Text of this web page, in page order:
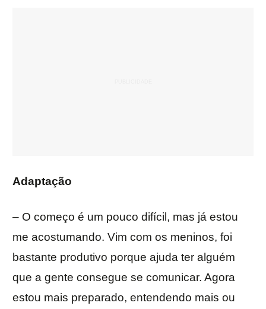
Adaptação
– O começo é um pouco difícil, mas já estou
me acostumando. Vim com os meninos, foi
bastante produtivo porque ajuda ter alguém
que a gente consegue se comunicar. Agora
estou mais preparado, entendendo mais ou